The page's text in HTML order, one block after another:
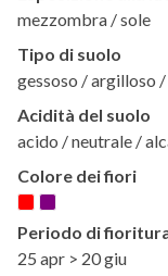
mezzombra / sole
Tipo di suolo
gessoso / argilloso
Acidità del suolo
acido / neutrale /
Colore dei fiori
Periodo di
25 apr > 20 giu